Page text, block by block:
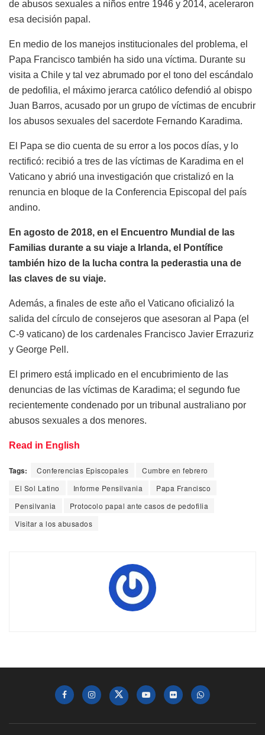
de abusos sexuales a niños entre 1946 y 2014, aceleraron
esa decisión papal.
En medio de los manejos institucionales del problema, el
Papa Francisco también ha sido una víctima. Durante su
visita a Chile y tal vez abrumado por el tono del escándalo
de pedofilia, el máximo jerarca católico defendió al obispo
Juan Barros, acusado por un grupo de víctimas de encubrir
los abusos sexuales del sacerdote Fernando Karadima.
El Papa se dio cuenta de su error a los pocos días, y lo
rectificó: recibió a tres de las víctimas de Karadima en el
Vaticano y abrió una investigación que cristalizó en la
renuncia en bloque de la Conferencia Episcopal del país
andino.
En agosto de 2018, en el Encuentro Mundial de las
Familias durante a su viaje a Irlanda, el Pontífice
también hizo de la lucha contra la pederastia una de
las claves de su viaje.
Además, a finales de este año el Vaticano oficializó la
salida del círculo de consejeros que asesoran al Papa (el
C-9 vaticano) de los cardenales Francisco Javier Errazuriz
y George Pell.
El primero está implicado en el encubrimiento de las
denuncias de las víctimas de Karadima; el segundo fue
recientemente condenado por un tribunal australiano por
abusos sexuales a dos menores.
Read in English
Tags: Conferencias Episcopales
Cumbre en febrero
El Sol Latino
Informe Pensilvania
Papa Francisco
Pensilvania
Protocolo papal ante casos de pedofilia
Visitar a los abusados